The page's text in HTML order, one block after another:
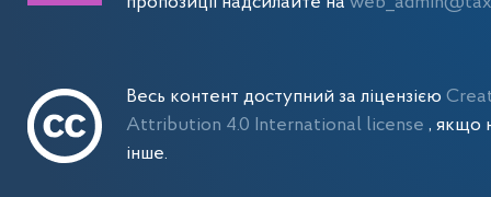
Весь контент доступний за ліцензією
Attribution 4.0 International license , якщо
інше.